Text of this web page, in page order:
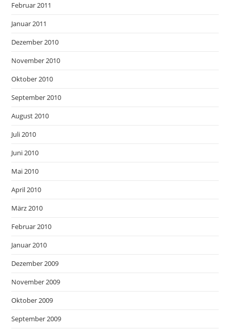
Februar 2011
Januar 2011
Dezember 2010
November 2010
Oktober 2010
September 2010
August 2010
Juli 2010
Juni 2010
Mai 2010
April 2010
März 2010
Februar 2010
Januar 2010
Dezember 2009
November 2009
Oktober 2009
September 2009